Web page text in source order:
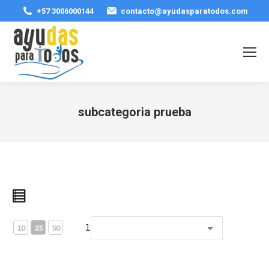
+57 3006000144 contacto@ayudasparatodos.com
subcategoria prueba
10 25 50 1